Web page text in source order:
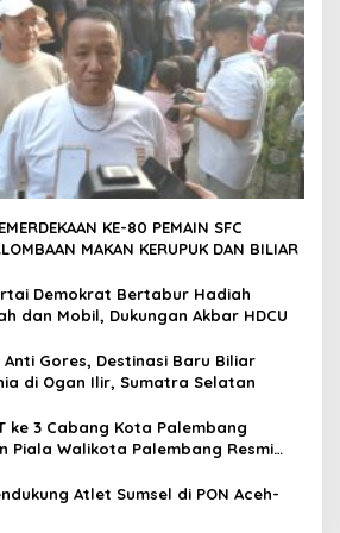
KE-80 PEMAIN SFC
MAKAN KERUPUK DAN BILIAR
Demokrat Bertabur Hadiah
dan Mobil, Dukungan Akbar HDCU
Gores, Destinasi Baru Biliar
di Ogan Ilir, Sumatra Selatan
ke 3 Cabang Kota Palembang
Piala Walikota Palembang Resmi
Atlet Sumsel di PON Aceh-